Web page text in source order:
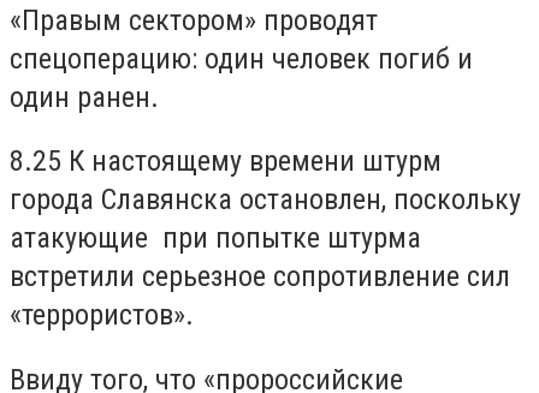
«Правым сектором» проводят
спецоперацию: один человек погиб и
один ранен.
8.25 К настоящему времени штурм
города Славянска остановлен, поскольку
атакующие при попытке штурма
встретили серьезное сопротивление сил
«террористов».
Ввиду того, что «пророссийские